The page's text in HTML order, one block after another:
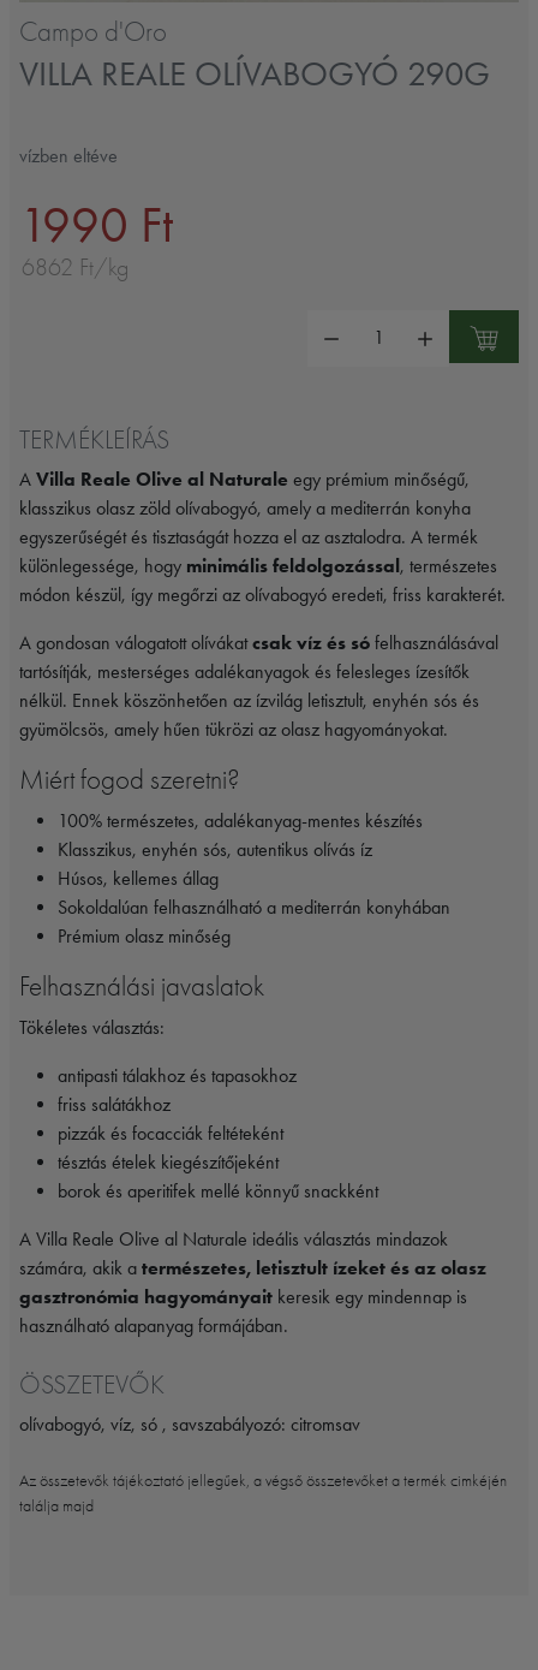
Campo d'Oro
VILLA REALE OLÍVABOGYÓ 290G
vízben eltéve
1990 Ft
6862 Ft/kg
TERMÉKLEÍRÁS
A Villa Reale Olive al Naturale egy prémium minőségű,
klasszikus olasz zöld olívabogyó, amely a mediterrán konyha
egyszerűségét és tisztaságát hozza el az asztalodra. A termék
különlegessége, hogy minimális feldolgozással, természetes
módon készül, így megőrzi az olívabogyó eredeti, friss karakterét.
A gondosan válogatott olívákatcsak víz és só felhasználásával
tartósítják, mesterséges adalékanyagok és felesleges ízesítők
nélkül. Ennek köszönhetően az ízvilág letisztult, enyhén sós és
gyümölcsös, amely hűen tükrözi az olasz hagyományokat.
Miért fogod szeretni?
100% természetes, adalékanyag-mentes készítés
Klasszikus, enyhén sós, autentikus olívás íz
Húsos, kellemes állag
Sokoldalúan felhasználható a mediterrán konyhában
Prémium olasz minőség
Felhasználási javaslatok
Tökéletes választás:
antipasti tálakhoz és tapasokhoz
friss salátákhoz
pizzák és focacciák feltéteként
tésztás ételek kiegészítőjeként
borok és aperitifek mellé könnyű snackként
A Villa Reale Olive al Naturale ideális választás mindazok
számára, akik a természetes, letisztult ízeket és az olasz
gasztronómia hagyományait keresik egy mindennap is
használható alapanyag formájában.
ÖSSZETEVŐK
olívabogyó, víz, só , savszabályozó: citromsav
Az összetevők tájékoztató jellegűek, a végső összetevőket a termék cimkéjén
találja majd